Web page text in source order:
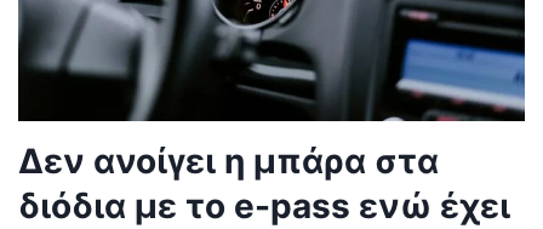
Δεν ανοίγει η μπάρα στα
διόδια με το e-pass ενώ έχει